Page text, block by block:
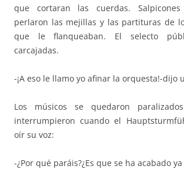
que cortaran las cuerdas.
perlaron las mejillas y las partituras de
que le flanqueaban. El selecto
carcajadas.
-¡A eso le llamo yo afinar la orquesta!-dijo
Los músicos se quedaron
interrumpieron cuando el
oír su voz:
-¿Por qué paráis?¿Es que se ha acabado